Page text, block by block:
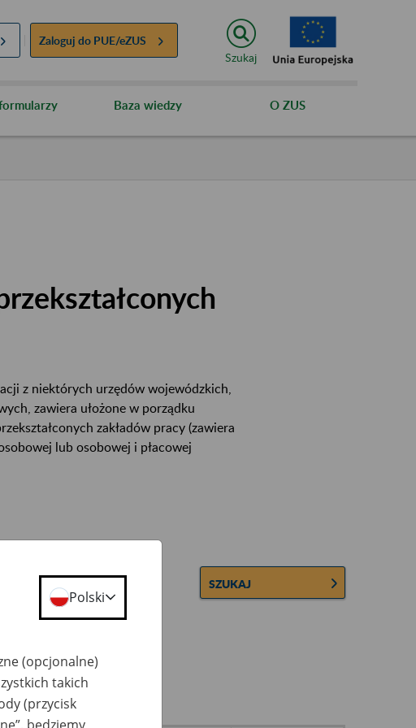
Zaloguj do PUE/eZUS
Szukaj
Baza wiedzy O ZUS
z niektórych urzędów wojewódzkich,
zawiera ułożone w porządku
zakładów pracy (zawiera
lub osobowej i płacowej
SZUKAJ
Polski
(opcjonalne)
takich
(przycisk
będziemy